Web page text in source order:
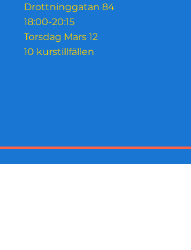
Drottninggatan 84
18:00-20:15
Torsdag Mars 12